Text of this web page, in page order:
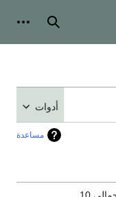
بحث
أدوات
مساعدة